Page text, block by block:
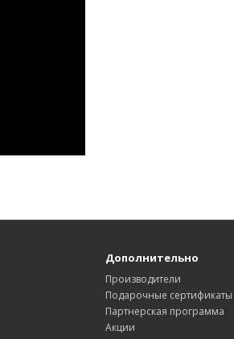
Дополнительно
Производители
Подарочные сертификаты
Партнерская программа
Акции